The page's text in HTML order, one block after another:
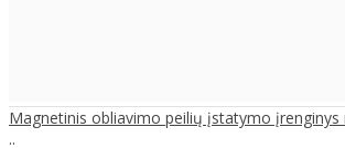
Magnetinis obliavimo peilių įstatymo įrenginys
..